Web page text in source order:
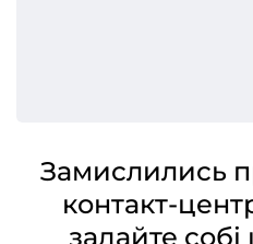
Замислились
контакт-
задайте